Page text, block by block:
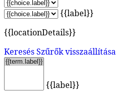
{{label}}
{{locationDetails}}
KeresésSzűrők visszaállítása
{{label}}